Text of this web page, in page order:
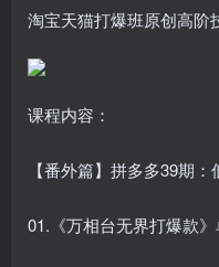
淘宝天猫打爆班原创高阶
课程内容：
【番外篇】拼多多39期
01.《万相台无界打爆款